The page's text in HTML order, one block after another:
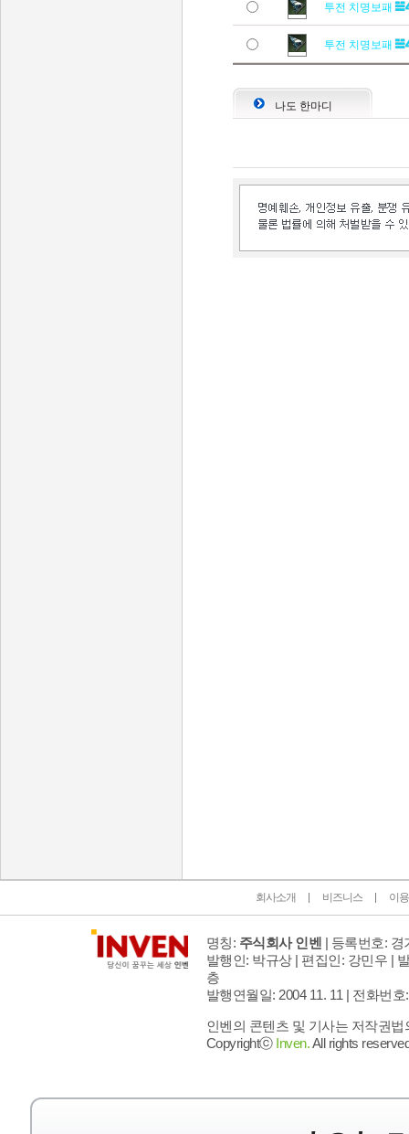
투전 치명보패
투전 치명보패
나도 한마디
회사소개 비즈니스 이
명칭: 주식회사 인벤 | 등록번호: 경
발행인: 박규상 | 편집인: 강민우 |
층
발행연월일: 2004 11. 11 | 전화번호
인벤의 콘텐츠 및 기사는 저작권
Copyrightⓒ Inven.All rights